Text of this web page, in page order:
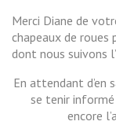
Merci Diane de
chapeaux de
dont nous suivons
En attendant d’en
se tenir informé
encore